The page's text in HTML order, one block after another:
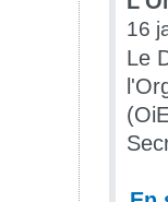
16
Le